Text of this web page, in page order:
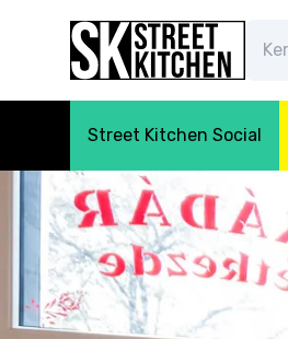
Street Kitchen Social